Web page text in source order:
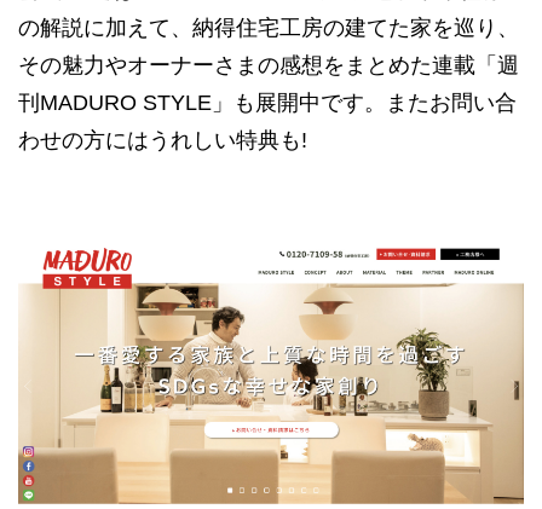
の解説に加えて、納得住宅工房の建てた家を巡り、
その魅力やオーナーさまの感想をまとめた連載「週
刊MADURO STYLE」も展開中です。またお問い合
わせの方にはうれしい特典も!